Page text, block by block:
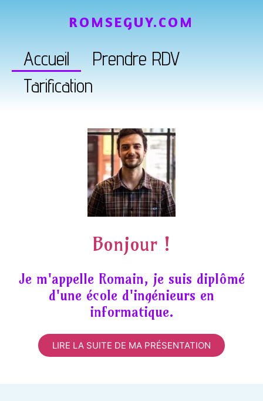
Accueil
Prendre RDV
Tarification
ROMSEGUY.COM
Bonjour !
Je m'appelle Romain, je suis diplômé
d'une école d'ingénieurs en
informatique.
LIRE LA SUITE DE MA PRÉSENTATION